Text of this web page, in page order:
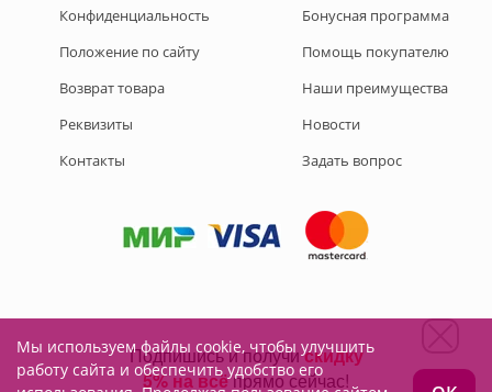
Конфиденциальность
Положение по сайту
Возврат товара
Реквизиты
Контакты
Бонусная программа
Помощь покупателю
Наши преимущества
Новости
Задать вопрос
Подписывайтесь на нас:
Мы используем файлы cookie, чтобы улучшить
работу сайта и обеспечить удобство его